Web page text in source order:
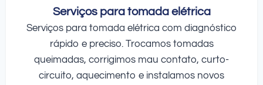
Serviços para tomada elétrica
Serviços para tomada elétrica com diagnóstico
rápido e preciso. Trocamos tomadas
queimadas, corrigimos mau contato, curto-
circuito, aquecimento e instalamos novos